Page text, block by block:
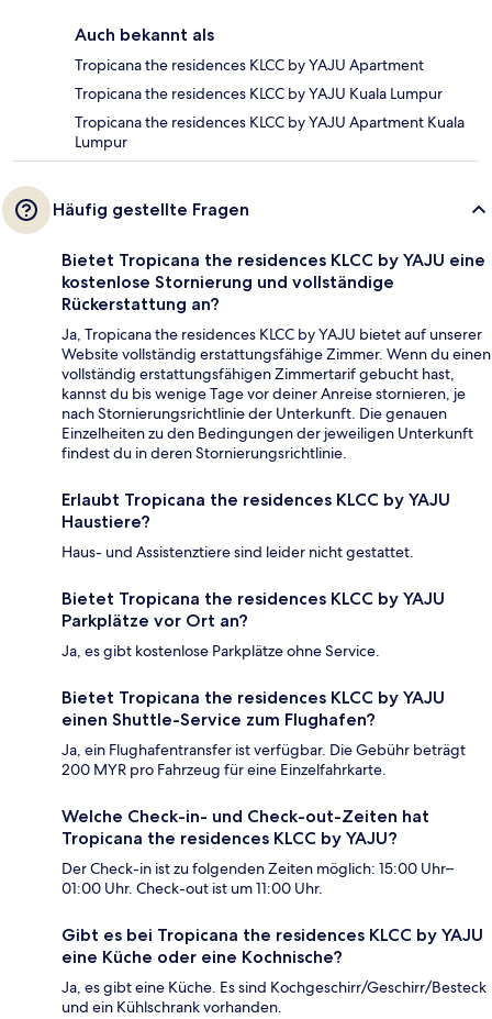
Auch bekannt als
Tropicana the residences KLCC by YAJU Apartment
Tropicana the residences KLCC by YAJU Kuala Lumpur
Tropicana the residences KLCC by YAJU Apartment Kuala
Lumpur
Häufig gestellte Fragen
Bietet Tropicana the residences KLCC by YAJU eine
kostenlose Stornierung und vollständige
Rückerstattung an?
Ja, Tropicana the residences KLCC by YAJU bietet auf unserer
Website vollständig erstattungsfähige Zimmer. Wenn du einen
vollständig erstattungsfähigen Zimmertarif gebucht hast,
kannst du bis wenige Tage vor deiner Anreise stornieren, je
nach Stornierungsrichtlinie der Unterkunft. Die genauen
Einzelheiten zu den Bedingungen der jeweiligen Unterkunft
findest du in deren Stornierungsrichtlinie.
Erlaubt Tropicana the residences KLCC by YAJU
Haustiere?
Haus- und Assistenztiere sind leider nicht gestattet.
Bietet Tropicana the residences KLCC by YAJU
Parkplätze vor Ort an?
Ja, es gibt kostenlose Parkplätze ohne Service.
Bietet Tropicana the residences KLCC by YAJU
einen Shuttle-Service zum Flughafen?
Ja, ein Flughafentransfer ist verfügbar. Die Gebühr beträgt
200 MYR pro Fahrzeug für eine Einzelfahrkarte.
Welche Check-in- und Check-out-Zeiten hat
Tropicana the residences KLCC by YAJU?
Der Check-in ist zu folgenden Zeiten möglich: 15:00 Uhr–
01:00 Uhr. Check-out ist um 11:00 Uhr.
Gibt es bei Tropicana the residences KLCC by YAJU
eine Küche oder eine Kochnische?
Ja, es gibt eine Küche. Es sind Kochgeschirr/Geschirr/Besteck
und ein Kühlschrank vorhanden.